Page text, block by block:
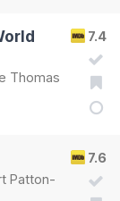
7.4
Thomas
7.6
Patton-